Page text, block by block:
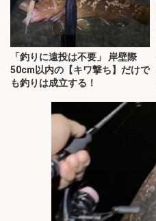
「釣りに遠投は不要」 岸壁際
50cm以内の【キワ撃ち】だけで
も釣りは成立する！